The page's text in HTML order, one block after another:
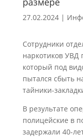
27.02.2024|
Сотрудники
наркотиков
который под
пытался сбыть
тайники-
В результате
полицейские в
задержали 40-